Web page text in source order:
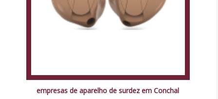
empresas de aparelho de surdez em Conchal